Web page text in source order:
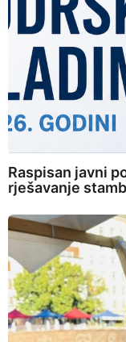
Raspisan javni
rješavanje